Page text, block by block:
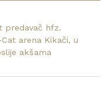
predavač hfz.
arena Kikači, u
akšama